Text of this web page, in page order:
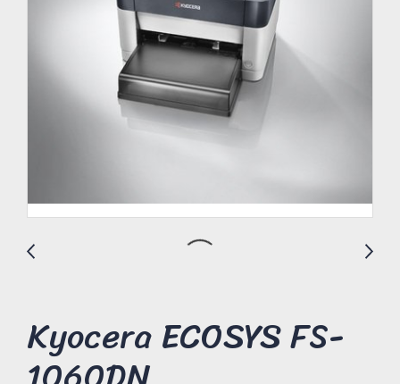
Kyocera ECOSYS FS-